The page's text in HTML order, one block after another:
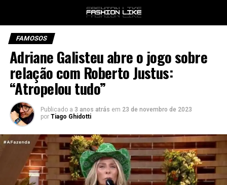
FAMOSOS
Adriane Galisteu abre o jogo sobre
relação com Roberto Justus:
“Atropelou tudo”
Publicado a 3 anos atrás em 23 de novembro de 2023
por Tiago Ghidotti